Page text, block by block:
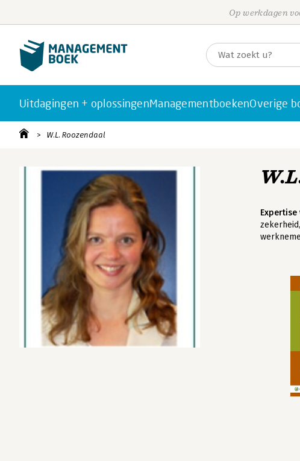
Op werkdagen
Uitdagingen + oplossingenManagementboekenOverige
W.L. Roozendaal